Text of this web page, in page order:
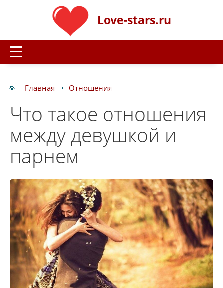
Love-stars.ru
Главная Отношения
Что такое отношения
между девушкой и
парнем